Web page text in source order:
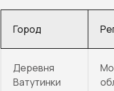
Город
Деревня
Ватутинки